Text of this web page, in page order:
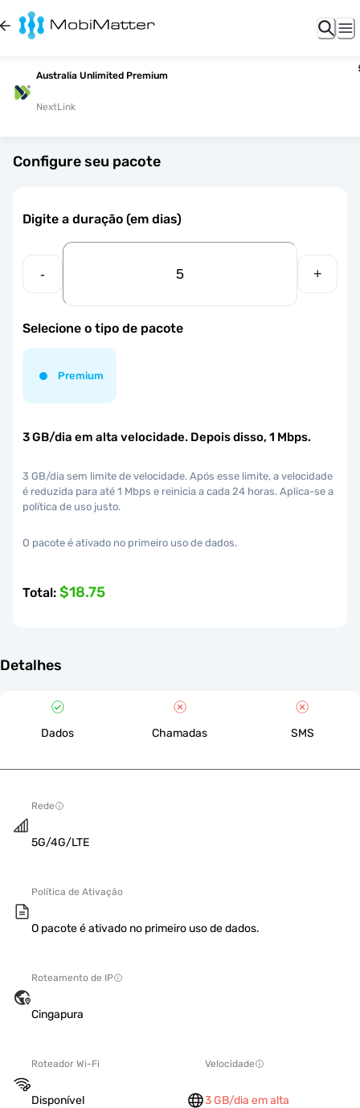
Australia Unlimited Premium
NextLink
Configure seu pacote
Digite a duração (em dias)
- +
Selecione o tipo de pacote
Premium
3 GB/dia em alta velocidade. Depois disso, 1 Mbps.
3 GB/dia sem limite de velocidade. Após esse limite, a velocidade
é reduzida para até 1 Mbps e reinicia a cada 24 horas. Aplica-se a
política de uso justo.
O pacote é ativado no primeiro uso de dados.
Total: $18.75
Detalhes
Dados Chamadas SMS
Rede
5G/4G/LTE
Política de Ativação
O pacote é ativado no primeiro uso de dados.
Roteamento de IP
Cingapura
Roteador Wi-Fi
Disponível
Velocidade
3 GB/dia em alta